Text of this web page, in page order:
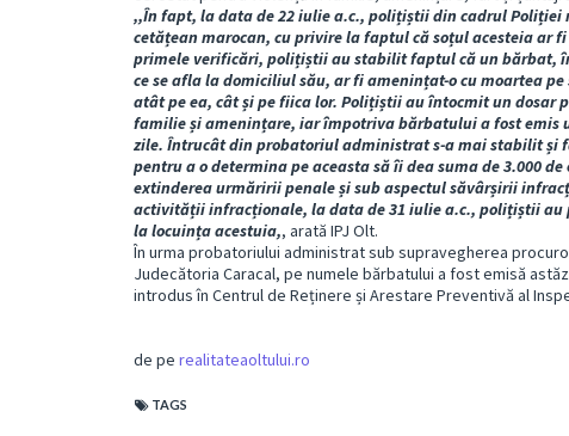
,,În fapt, la data de 22 iulie a.c., polițiștii din cadrul Poliției
cetățean marocan, cu privire la faptul că soțul acesteia ar
primele verificări, polițiștii au stabilit faptul că un bărbat,
ce se afla la domiciliul său, ar fi amenințat-o cu moartea
atât pe ea, cât și pe fiica lor. Polițiștii au întocmit un
familie și amenințare, iar împotriva bărbatului a fost emis
zile. Întrucât din probatoriul administrat s-a mai stabilit și
pentru a o determina pe aceasta să îi dea suma de 3.000
extinderea urmăririi penale și sub aspectul săvârșirii
activității infracționale, la data de 31 iulie a.c., polițiștii au
la locuința acestuia,, arată IPJ Olt.
În urma probatoriului administrat sub supravegherea
Judecătoria Caracal, pe numele bărbatului a fost emisă
introdus în Centrul de Reținere și Arestare Preventivă al
de pe realitateaoltului.ro
TAGS